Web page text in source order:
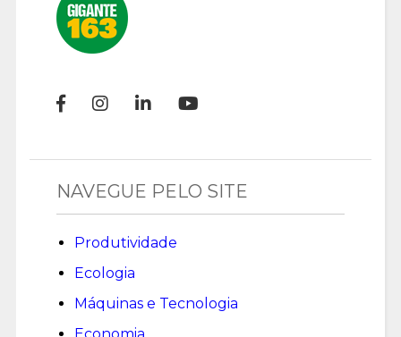
NAVEGUE PELO SITE
Produtividade
Ecologia
Máquinas e Tecnologia